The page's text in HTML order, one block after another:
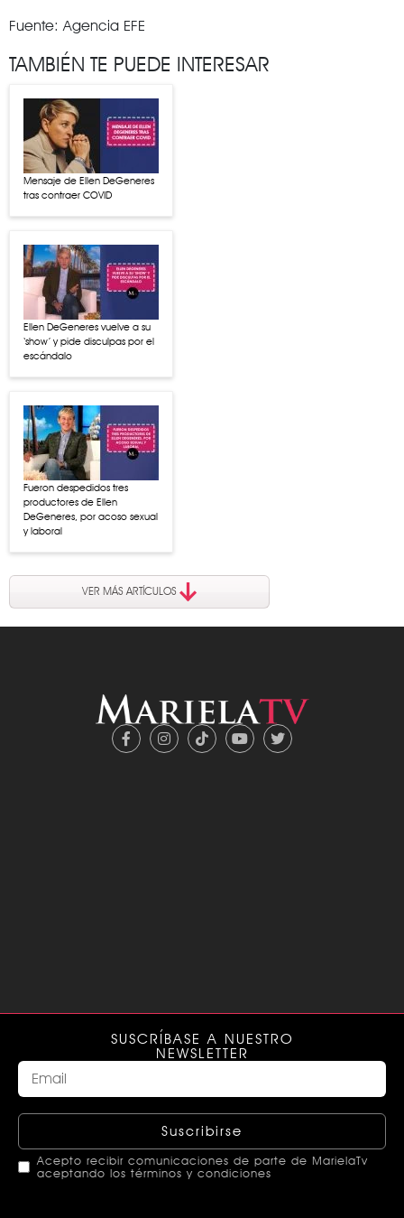
Fuente: Agencia EFE
TAMBIÉN TE PUEDE INTERESAR
Mensaje de Ellen DeGeneres
tras contraer COVID
Ellen DeGeneres vuelve a su
‘show’ y pide disculpas por el
escándalo
Fueron despedidos tres
productores de Ellen
DeGeneres, por acoso sexual
y laboral
VER MÁS ARTÍCULOS
SUSCRÍBASE A NUESTRO
NEWSLETTER
Suscribirse
Acepto recibir comunicaciones de parte de MarielaTv
aceptando los términos y condiciones